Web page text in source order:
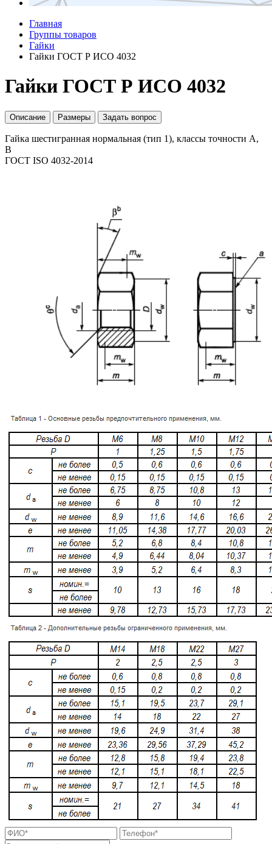
Главная
Группы товаров
Гайки
Гайки ГОСТ Р ИСО 4032
Гайки ГОСТ Р ИСО 4032
Описание Размеры Задать вопрос
Гайка шестигранная нормальная (тип 1), классы точности A,
B
ГОСТ ISO 4032-2014